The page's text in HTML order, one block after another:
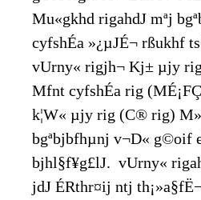
Mu«gkhd rigahdJ mªj
cyfshÉa »¿µJÉ¬ rßukhf
vUrny« rigjh¬ Kj± µjy
Mfnt cyfshÉa rig
k¦W« µjy rig (C® rig)
bgªbjbfhµnj v¬D« g©oif
bjhl§f¥g£lJ. vUrny«
jdJ ÉRthr¤ij ntj